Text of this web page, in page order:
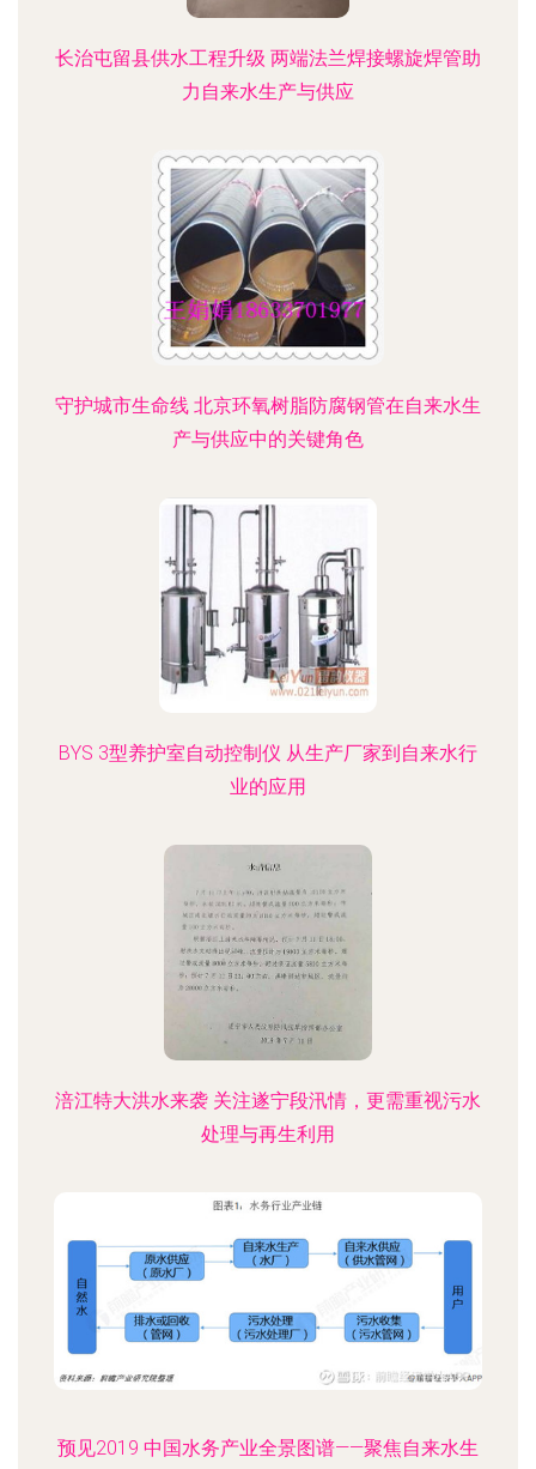
长治屯留县供水工程升级 两端法兰焊接螺旋焊管助
力自来水生产与供应
守护城市生命线 北京环氧树脂防腐钢管在自来水生
产与供应中的关键角色
BYS 3型养护室自动控制仪 从生产厂家到自来水行
业的应用
涪江特大洪水来袭 关注遂宁段汛情，更需重视污水
处理与再生利用
预见2019 中国水务产业全景图谱——聚焦自来水生